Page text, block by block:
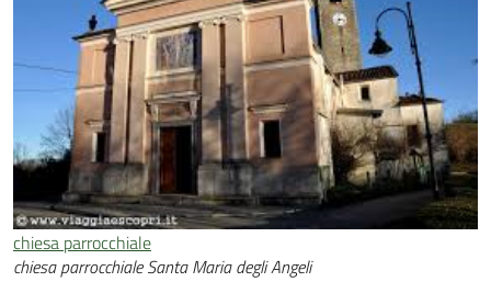
chiesa parrocchiale
chiesa parrocchiale Santa Maria degli Angeli